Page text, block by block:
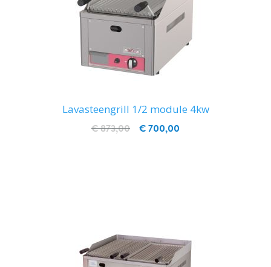
Lavasteengrill 1/2 module 4kw
€ 700,00
€ 873,00